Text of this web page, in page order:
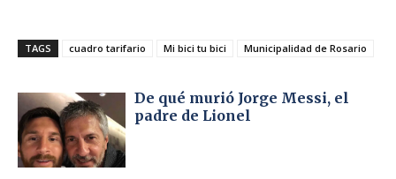
TAGS cuadro tarifario Mi bici tu bici Municipalidad de Rosario
De qué murió Jorge Messi, el
padre de Lionel